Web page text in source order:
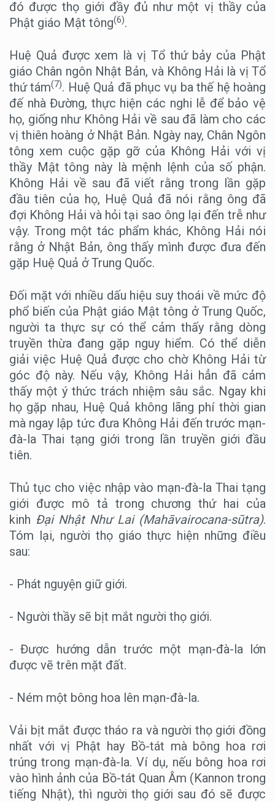
đó được thọ giới đầy đủ như một vị thầy của
Phật giáo Mật tông(6).
Huệ Quả được xem là vị Tổ thứ bảy của Phật
giáo Chân ngôn Nhật Bản, và Không Hải là vị Tổ
thứ tám(7). Huệ Quả đã phục vụ ba thế hệ hoàng
đế nhà Đường, thực hiện các nghi lễ để bảo vệ
họ, giống như Không Hải về sau đã làm cho các
vị thiên hoàng ở Nhật Bản. Ngày nay, Chân Ngôn
tông xem cuộc gặp gỡ của Không Hải với vị
thầy Mật tông này là mệnh lệnh của số phận.
Không Hải về sau đã viết rằng trong lần gặp
đầu tiên của họ, Huệ Quả đã nói rằng ông đã
đợi Không Hải và hỏi tại sao ông lại đến trễ như
vậy. Trong một tác phẩm khác, Không Hải nói
rằng ở Nhật Bản, ông thấy mình được đưa đến
gặp Huệ Quả ở Trung Quốc.
Đối mặt với nhiều dấu hiệu suy thoái về mức độ
phổ biến của Phật giáo Mật tông ở Trung Quốc,
người ta thực sự có thể cảm thấy rằng dòng
truyền thừa đang gặp nguy hiểm. Có thể diễn
giải việc Huệ Quả được cho chờ Không Hải từ
góc độ này. Nếu vậy, Không Hải hẳn đã cảm
thấy một ý thức trách nhiệm sâu sắc. Ngay khi
họ gặp nhau, Huệ Quả không lãng phí thời gian
mà ngay lập tức đưa Không Hải đến trước mạn-
đà-la Thai tạng giới trong lần truyền giới đầu
tiên.
Thủ tục cho việc nhập vào mạn-đà-la Thai tạng
giới được mô tả trong chương thứ hai của
kinh Đại Nhật Như Lai (Mahāvairocana-sūtra).
Tóm lại, người thọ giáo thực hiện những điều
sau:
- Phát nguyện giữ giới.
- Người thầy sẽ bịt mắt người thọ giới.
- Được hướng dẫn trước một mạn-đà-la lớn
được vẽ trên mặt đất.
- Ném một bông hoa lên mạn-đà-la.
Vải bịt mắt được tháo ra và người thọ giới đồng
nhất với vị Phật hay Bồ-tát mà bông hoa rơi
trúng trong mạn-đà-la. Ví dụ, nếu bông hoa rơi
vào hình ảnh của Bồ-tát Quan Âm (Kannon trong
tiếng Nhật), thì người thọ giới sau đó sẽ được